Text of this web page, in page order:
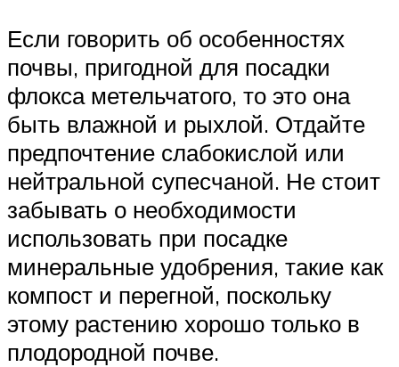
Если говорить об особенностях
почвы, пригодной для посадки
флокса метельчатого, то это она
быть влажной и рыхлой. Отдайте
предпочтение слабокислой или
нейтральной супесчаной. Не стоит
забывать о необходимости
использовать при посадке
минеральные удобрения, такие как
компост и перегной, поскольку
этому растению хорошо только в
плодородной почве.